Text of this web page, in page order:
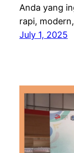
Anda yang
rapi,
July 1, 2025